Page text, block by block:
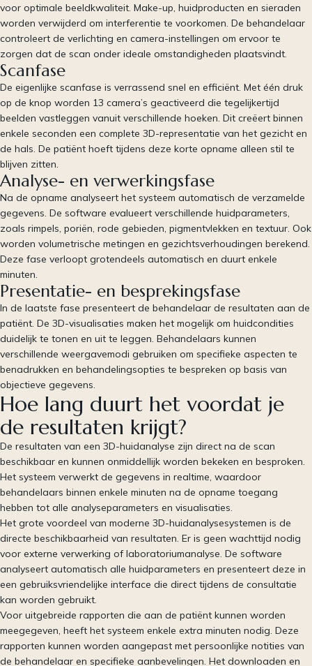
voor optimale beeldkwaliteit. Make-up, huidproducten en sieraden
worden verwijderd om interferentie te voorkomen. De behandelaar
controleert de verlichting en camera-instellingen om ervoor te
zorgen dat de scan onder ideale omstandigheden plaatsvindt.
Scanfase
De eigenlijke scanfase is verrassend snel en efficiënt. Met één druk
op de knop worden 13 camera’s geactiveerd die tegelijkertijd
beelden vastleggen vanuit verschillende hoeken. Dit creëert binnen
enkele seconden een complete 3D-representatie van het gezicht en
de hals. De patiënt hoeft tijdens deze korte opname alleen stil te
blijven zitten.
Analyse- en verwerkingsfase
Na de opname analyseert het systeem automatisch de verzamelde
gegevens. De software evalueert verschillende huidparameters,
zoals rimpels, poriën, rode gebieden, pigmentvlekken en textuur. Ook
worden volumetrische metingen en gezichtsverhoudingen berekend.
Deze fase verloopt grotendeels automatisch en duurt enkele
minuten.
Presentatie- en besprekingsfase
In de laatste fase presenteert de behandelaar de resultaten aan de
patiënt. De 3D-visualisaties maken het mogelijk om huidcondities
duidelijk te tonen en uit te leggen. Behandelaars kunnen
verschillende weergavemodi gebruiken om specifieke aspecten te
benadrukken en behandelingsopties te bespreken op basis van
objectieve gegevens.
Hoe lang duurt het voordat je
de resultaten krijgt?
De resultaten van een 3D-huidanalyse zijn direct na de scan
beschikbaar en kunnen onmiddellijk worden bekeken en besproken.
Het systeem verwerkt de gegevens in realtime, waardoor
behandelaars binnen enkele minuten na de opname toegang
hebben tot alle analyseparameters en visualisaties.
Het grote voordeel van moderne 3D-huidanalysesystemen is de
directe beschikbaarheid van resultaten. Er is geen wachttijd nodig
voor externe verwerking of laboratoriumanalyse. De software
analyseert automatisch alle huidparameters en presenteert deze in
een gebruiksvriendelijke interface die direct tijdens de consultatie
kan worden gebruikt.
Voor uitgebreide rapporten die aan de patiënt kunnen worden
meegegeven, heeft het systeem enkele extra minuten nodig. Deze
rapporten kunnen worden aangepast met persoonlijke notities van
de behandelaar en specifieke aanbevelingen. Het downloaden en